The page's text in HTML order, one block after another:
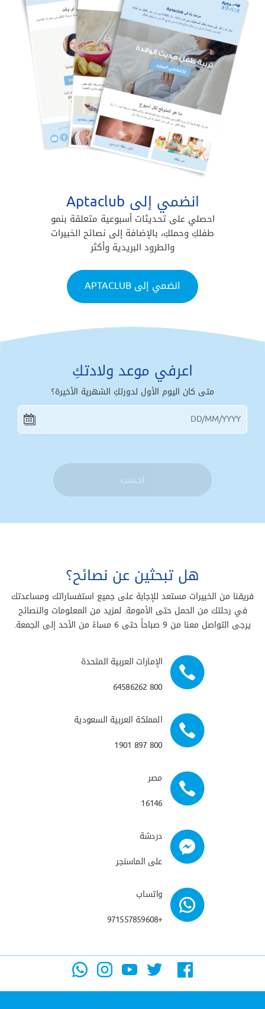
انضمي إلى Aptaclub
احصلي على تحديثات أسبوعية متعلقة بنمو
طفلكِ وحملكِ، بالإضافة إلى نصائح الخبيرات
والطرود البريدية وأكثر
انضمي إلى APTACLUB
اعرفي موعد ولادتكِ
متى كان اليوم الأول لدورتكِ الشهرية الأخيرة؟
احسب
هل تبحثين عن نصائح؟
فريقنا من الخبيرات مستعد للإجابة على جميع استفساراتك ومساعدتك
في رحلتك من الحمل حتى الأمومة. لمزيد من المعلومات والنصائح
يرجى التواصل معنا من 9 صباحاً حتى 6 مساءً من الأحد إلى الجمعة.
الإمارات العربية المتحدة
800 64586262
المملكة العربية السعودية
800 897 1901
مصر
16146
دردشة
على الماسنجر
واتساب
+971557859608